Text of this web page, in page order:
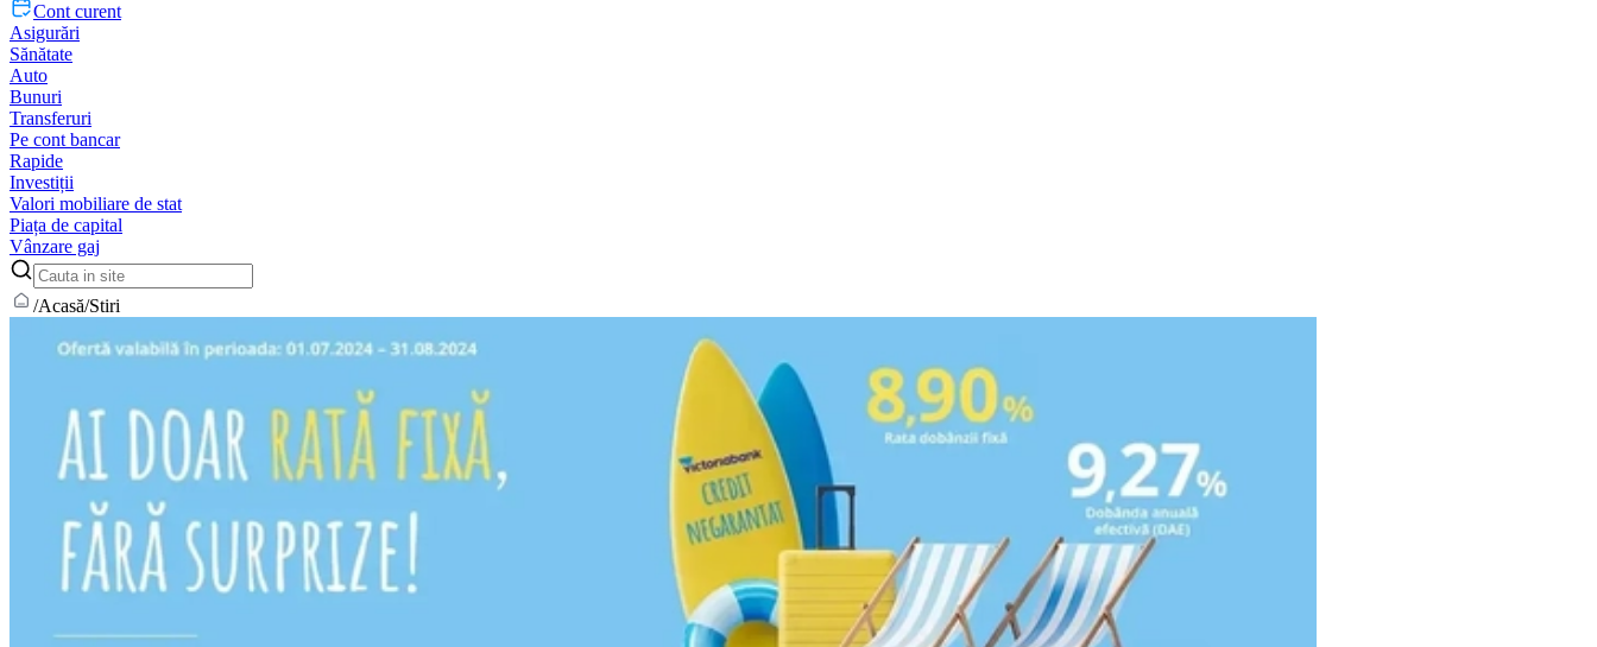
Cont curent
Asigurări
Sănătate
Auto
Bunuri
Transferuri
Pe cont bancar
Rapide
Investiții
Valori mobiliare de stat
Piața de capital
Vânzare gaj
/Acasă/Stiri